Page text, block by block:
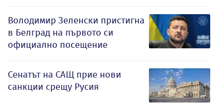
Володимир Зеленски пристигна
в Белград на първото си
официално посещение
Сенатът на САЩ прие нови
санкции срещу Русия